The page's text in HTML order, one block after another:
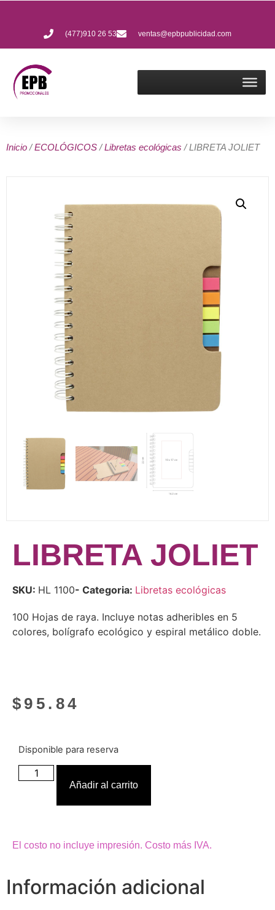
(477)910 26 53 ventas@epbpublicidad.com
Inicio /ECOLÓGICOS /Libretas ecológicas / LIBRETA JOLIET
LIBRETA JOLIET
SKU: HL 1100- Categoria: Libretas ecológicas
100 Hojas de raya. Incluye notas adheribles en 5
colores, bolígrafo ecológico y espiral metálico doble.
$ 95.84
Disponible para reserva
Añadir al carrito
El costo no incluye impresión. Costo más IVA.
Información adicional